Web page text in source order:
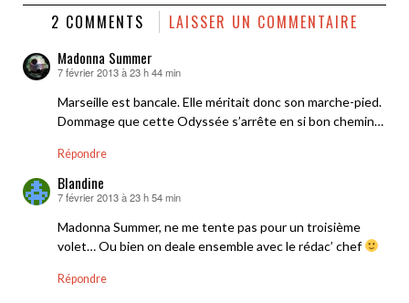
2 COMMENTS LAISSER UN COMMENTAIRE
Madonna Summer
dit :
7 février 2013 à 23 h 44 min
Marseille est bancale. Elle méritait donc son marche-pied.
Dommage que cette Odyssée s’arrête en si bon chemin…
Répondre
Blandine
dit :
7 février 2013 à 23 h 54 min
Madonna Summer, ne me tente pas pour un troisième
volet… Ou bien on deale ensemble avec le rédac’ chef
Répondre